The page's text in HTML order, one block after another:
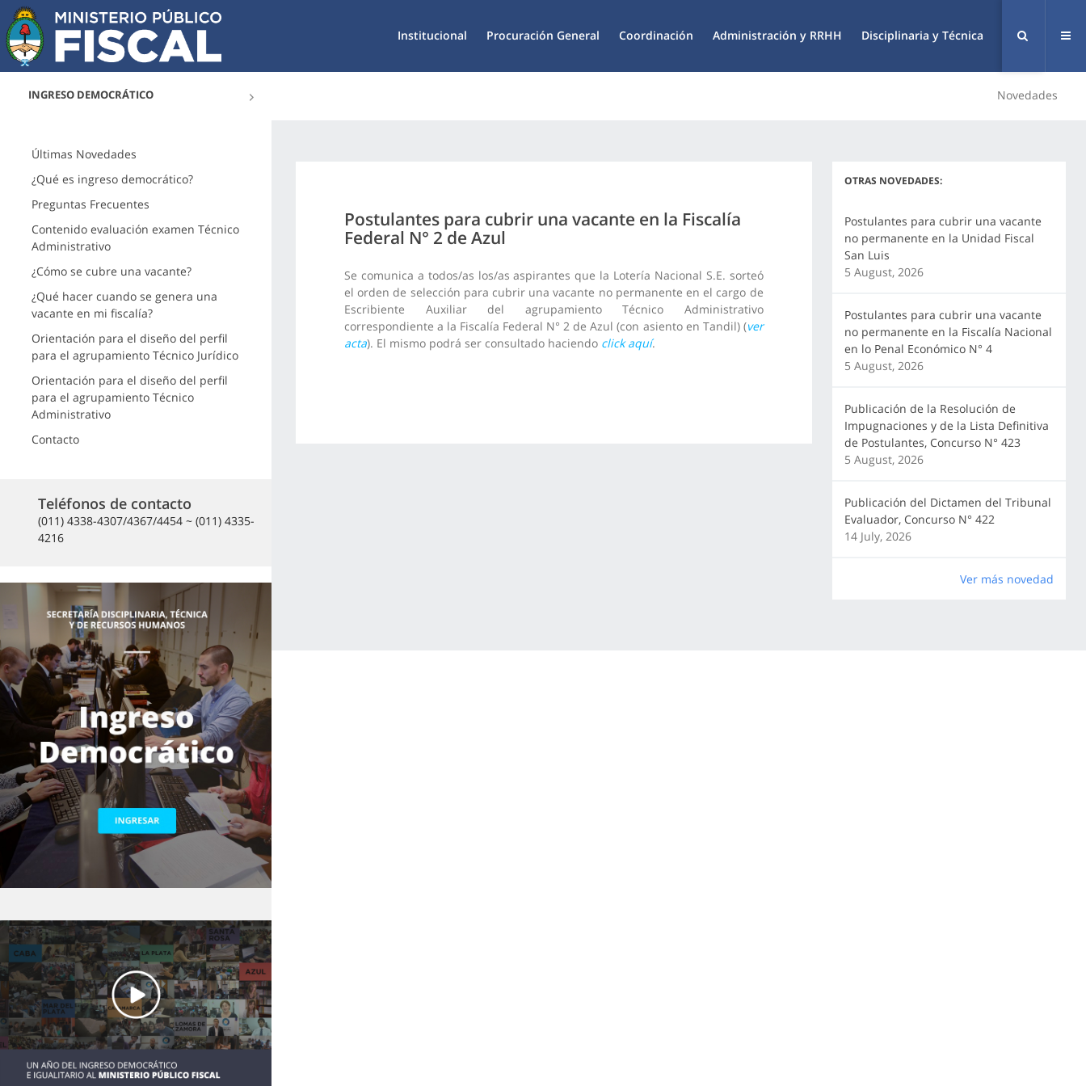
Institucional Procuración General Coordinación Administración y RRHH Disciplinaria y Técnica
INGRESO DEMOCRÁTICO Novedades
Últimas Novedades
¿Qué es ingreso democrático?
Preguntas Frecuentes
Contenido evaluación examen Técnico
Administrativo
¿Cómo se cubre una vacante?
¿Qué hacer cuando se genera una
vacante en mi fiscalía?
Orientación para el diseño del perfil
para el agrupamiento Técnico Jurídico
Orientación para el diseño del perfil
para el agrupamiento Técnico
Administrativo
Contacto
Teléfonos de contacto
(011) 4338-4307/4367/4454 ~ (011) 4335-
4216
Postulantes para cubrir una vacante en la Fiscalía
Federal N° 2 de Azul
Se comunica a todos/as los/as aspirantes que la Lotería Nacional S.E. sorteó
el orden de selección para cubrir una vacante no permanente en el cargo de
Escribiente Auxiliar del agrupamiento Técnico Administrativo
correspondiente a la Fiscalía Federal N° 2 de Azul (con asiento en Tandil) (ver
acta). El mismo podrá ser consultado haciendo click aquí.
OTRAS NOVEDADES:
Postulantes para cubrir una vacante
no permanente en la Unidad Fiscal
San Luis
5 August, 2026
Postulantes para cubrir una vacante
no permanente en la Fiscalía Nacional
en lo Penal Económico N° 4
5 August, 2026
Publicación de la Resolución de
Impugnaciones y de la Lista Definitiva
de Postulantes, Concurso N° 423
5 August, 2026
Publicación del Dictamen del Tribunal
Evaluador, Concurso N° 422
14 July, 2026
Ver más novedad